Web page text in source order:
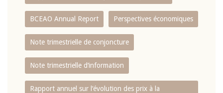
BCEAO Annual Report Perspectives économiques
Note trimestrielle de conjoncture
Note trimestrielle d‘information
Rapport annuel sur l‘évolution des prix à la